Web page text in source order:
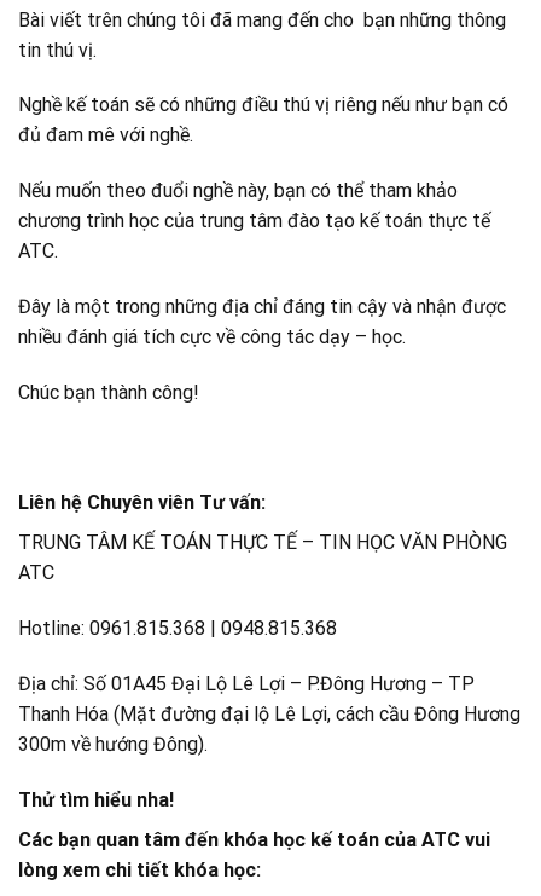
Bài viết trên chúng tôi đã mang đến cho bạn những thông
tin thú vị.
Nghề kế toán sẽ có những điều thú vị riêng nếu như bạn có
đủ đam mê với nghề.
Nếu muốn theo đuổi nghề này, bạn có thể tham khảo
chương trình học của trung tâm đào tạo kế toán thực tế
ATC.
Đây là một trong những địa chỉ đáng tin cậy và nhận được
nhiều đánh giá tích cực về công tác dạy – học.
Chúc bạn thành công!
Liên hệ Chuyên viên Tư vấn:
TRUNG TÂM KẾ TOÁN THỰC TẾ – TIN HỌC VĂN PHÒNG
ATC
Hotline: 0961.815.368 | 0948.815.368
Địa chỉ: Số 01A45 Đại Lộ Lê Lợi – P.Đông Hương – TP
Thanh Hóa (Mặt đường đại lộ Lê Lợi, cách cầu Đông Hương
300m về hướng Đông).
Thử tìm hiểu nha!
Các bạn quan tâm đến khóa học kế toán của ATC vui
lòng xem chi tiết khóa học: